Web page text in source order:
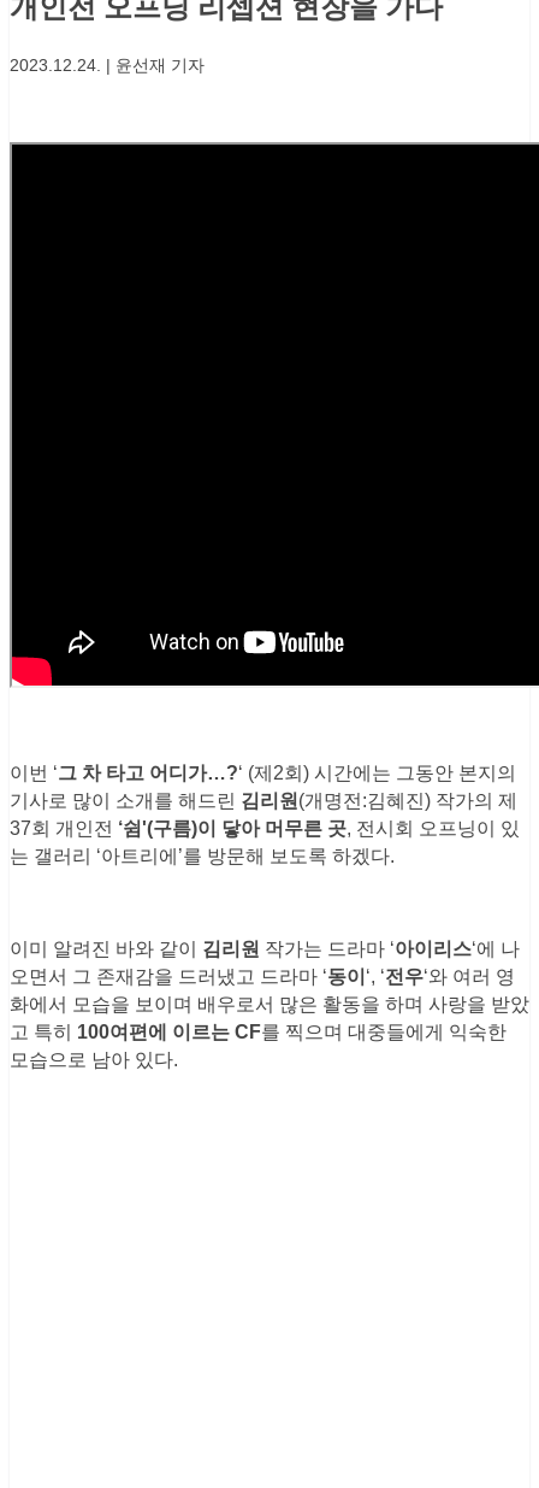
2023.12.24. | 윤선재 기자
이번 ‘그 차 타고 어디가…?‘ (제2회) 시간에는 그동안 본지의
기사로 많이 소개를 해드린 김리원 (개명전:김혜진) 작가의 제
37회 개인전 ‘쉼'(구름)이 닿아 머무른 곳, 전시회 오프닝이 있
는 갤러리 ‘아트리에’를 방문해 보도록 하겠다.
이미 알려진 바와 같이 김리원 작가는 드라마 ‘아이리스‘에 나
오면서 그 존재감을 드러냈고 드라마 ‘동이 ‘, ‘전우‘와 여러 영
화에서 모습을 보이며 배우로서 많은 활동을 하며 사랑을 받았
고 특히 100여편에 이르는 CF를 찍으며 대중들에게 익숙한
모습으로 남아 있다.